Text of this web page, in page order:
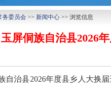
务委员会 >> 新闻中心 >> 浏览信息
玉屏侗族自治县2026
自治县2026年度县乡人大换